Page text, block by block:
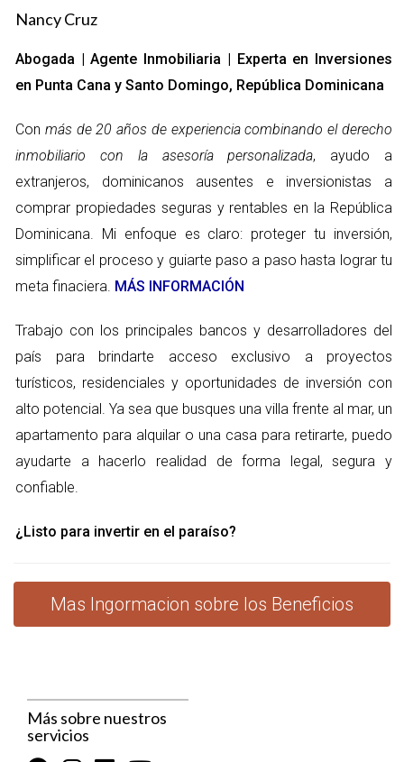
áreas prioritarias como Punta Cana, donde la infraestructura y
Confotur no solo abarca la construcción de hoteles y resorts,
sino que también incluye el desarrollo de proyectos de
que fomentan un crecimiento sostenible y diversificado en la
Beneficios Fiscales de Confotur
Los beneficios fiscales de Confotur son una de las principales
razones por las que los inversores se sienten atraídos hacia
Punta Cana. Entre los más destacados se encuentran:
Exoneración de impuestos sobre la propiedad:Los
proyectos turísticos pueden disfrutar de la exoneración
de impuestos sobre la propiedad durante un periodo de
hasta 15 años, lo que reduce considerablemente los
costos iniciales.
Exención del ITBIS:Esta exención del Impuesto a la
Transferencia de Bienes Industrializados y Servicios
(ITBIS) es crucial para facilitar la construcción y mejora
de infraestructuras.
acuerdos con entidades bancarias para ofrecer tasas
“La implementación de Confotur ha transformado
la inversión en el sector turístico, convirtiendo a
Impacto de Confotur en Punta Cana
El impacto de Confotur en Punta Cana es palpable en
Nancy Cruz
Abogada | Agente Inmobiliaria | Experta en Inversiones
en Punta Cana y Santo Domingo, República Dominicana
Con más de 20 años de experiencia combinando el derecho
inmobiliario con la asesoría personalizada, ayudo a
extranjeros, dominicanos ausentes e inversionistas a
comprar propiedades seguras y rentables en la República
Dominicana. Mi enfoque es claro: proteger tu inversión,
simplificar el proceso y guiarte paso a paso hasta lograr tu
meta finaciera. MÁS INFORMACIÓN
Trabajo con los principales bancos y desarrolladores del
país para brindarte acceso exclusivo a proyectos
turísticos, residenciales y oportunidades de inversión con
alto potencial. Ya sea que busques una villa frente al mar, un
apartamento para alquilar o una casa para retirarte, puedo
ayudarte a hacerlo realidad de forma legal, segura y
confiable.
¿Listo para invertir en el paraíso?
Mas Ingormacion sobre los Beneficios
Más sobre nuestros
servicios